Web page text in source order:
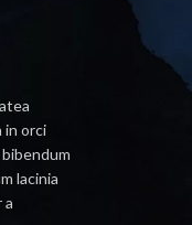
in orci
lacinia
a